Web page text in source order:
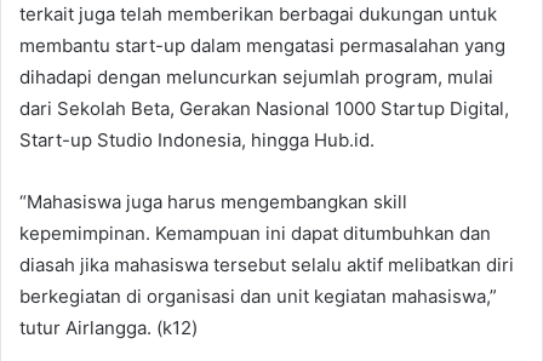
terkait juga telah memberikan berbagai dukungan untuk
membantu start-up dalam mengatasi permasalahan yang
dihadapi dengan meluncurkan sejumlah program, mulai
dari Sekolah Beta, Gerakan Nasional 1000 Startup Digital,
Start-up Studio Indonesia, hingga Hub.id.
“Mahasiswa juga harus mengembangkan skill
kepemimpinan. Kemampuan ini dapat ditumbuhkan dan
diasah jika mahasiswa tersebut selalu aktif melibatkan diri
berkegiatan di organisasi dan unit kegiatan mahasiswa,”
tutur Airlangga. (k12)